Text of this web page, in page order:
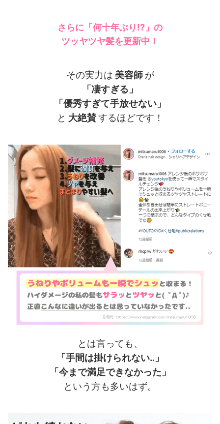
さらに「何十年ぶり!?」の
ツッヤツヤ髪を更新中！
その実力は 美容師 が
「凄すぎる」
「優秀すぎて手放せない」
と 大絶賛するほどです！
とは言っても、
「手間は掛けられない‥」
「今まで満足できなかった」
という方も多いはず。